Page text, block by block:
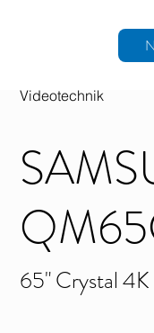
65" Crystal
Videotechnik